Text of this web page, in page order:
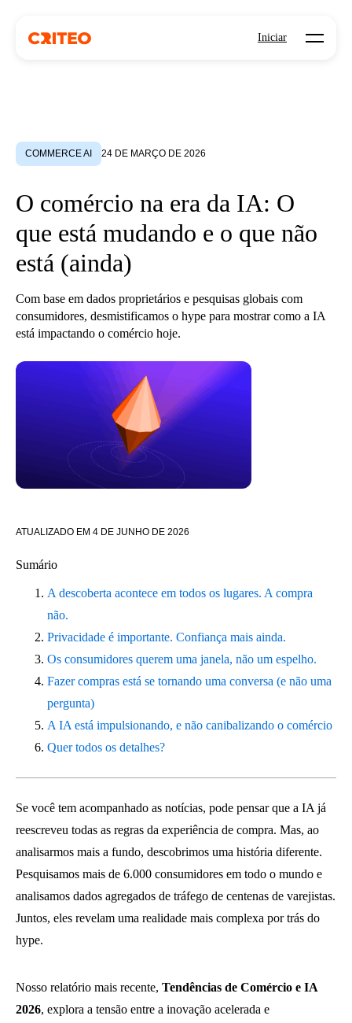
Iniciar Open
COMMERCE AI 24 DE MARÇO DE 2026
O comércio na era da IA: O
que está mudando e o que não
está (ainda)
Com base em dados proprietários e pesquisas globais com
consumidores, desmistificamos o hype para mostrar como a IA
está impactando o comércio hoje.
ATUALIZADO EM 4 DE JUNHO DE 2026
Sumário
A descoberta acontece em todos os lugares. A compra
não.
Privacidade é importante. Confiança mais ainda.
Os consumidores querem uma janela, não um espelho.
Fazer compras está se tornando uma conversa (e não uma
pergunta)
A IA está impulsionando, e não canibalizando o comércio
Quer todos os detalhes?
Se você tem acompanhado as notícias, pode pensar que a IA já
reescreveu todas as regras da experiência de compra. Mas, ao
analisarmos mais a fundo, descobrimos uma história diferente.
Pesquisamos mais de 6.000 consumidores em todo o mundo e
analisamos dados agregados de tráfego de centenas de varejistas.
Juntos, eles revelam uma realidade mais complexa por trás do
hype.
Nosso relatório mais recente, Tendências de Comércio e IA
2026, explora a tensão entre a inovação acelerada e